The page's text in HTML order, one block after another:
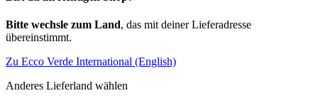
Bitte wechsle zum Land, das mit deiner Lieferadresse
übereinstimmt.
Zu Ecco Verde International (English)
Anderes Lieferland wählen